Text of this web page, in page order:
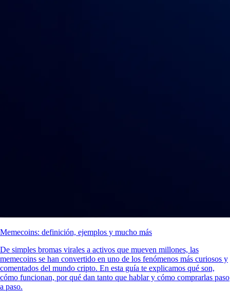
Memecoins: definición, ejemplos y mucho más
De simples bromas virales a activos que mueven millones, las
memecoins se han convertido en uno de los fenómenos más curiosos y
comentados del mundo cripto. En esta guía te explicamos qué son,
cómo funcionan, por qué dan tanto que hablar y cómo comprarlas paso
a paso.